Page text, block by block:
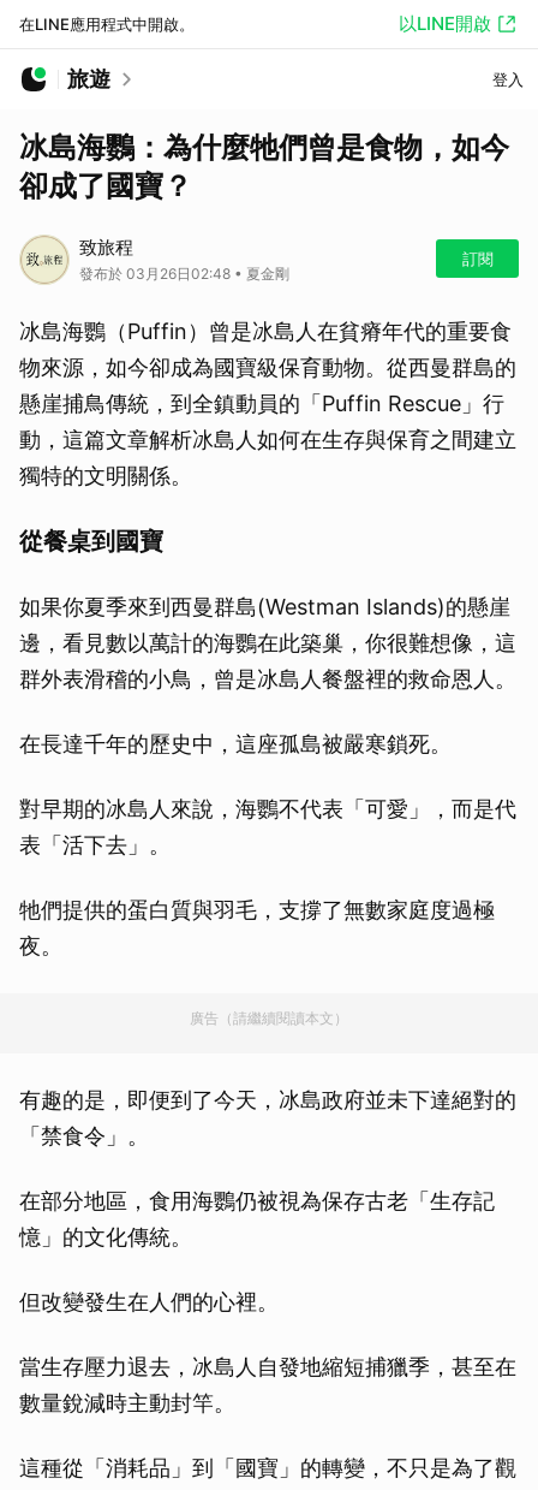
在LINE應用程式中開啟。 以LINE開啟
旅遊 登入
冰島海鸚：為什麼牠們曾是食物，如今
卻成了國寶？
致旅程
發布於 03月26日02:48 • 夏金剛
訂閱
冰島海鸚（Puffin）曾是冰島人在貧瘠年代的重要食
物來源，如今卻成為國寶級保育動物。從西曼群島的
懸崖捕鳥傳統，到全鎮動員的「Puffin Rescue」行
動，這篇文章解析冰島人如何在生存與保育之間建立
獨特的文明關係。
從餐桌到國寶
如果你夏季來到西曼群島(Westman Islands)的懸崖
邊，看見數以萬計的海鸚在此築巢，你很難想像，這
群外表滑稽的小鳥，曾是冰島人餐盤裡的救命恩人。
在長達千年的歷史中，這座孤島被嚴寒鎖死。
對早期的冰島人來說，海鸚不代表「可愛」，而是代
表「活下去」。
牠們提供的蛋白質與羽毛，支撐了無數家庭度過極
夜。
廣告（請繼續閱讀本文）
有趣的是，即便到了今天，冰島政府並未下達絕對的
「禁食令」。
在部分地區，食用海鸚仍被視為保存古老「生存記
憶」的文化傳統。
但改變發生在人們的心裡。
當生存壓力退去，冰島人自發地縮短捕獵季，甚至在
數量銳減時主動封竿。
這種從「消耗品」到「國寶」的轉變，不只是為了觀